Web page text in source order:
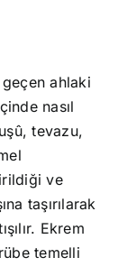
geçen ahlaki
nasıl
tevazu,
ve
taşırılarak
Ekrem
temelli